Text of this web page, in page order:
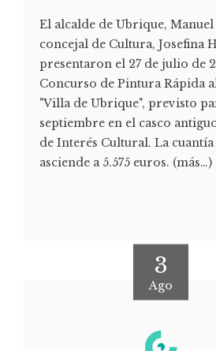
El alcalde de Ubrique,
concejal de Cultura, Josefina
presentaron el 27 de julio de
Concurso de Pintura Rápida
"Villa de Ubrique", previsto
septiembre en el casco
de Interés Cultural. La
asciende a 5.575 euros. (más…)
3
Ago